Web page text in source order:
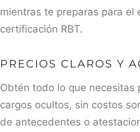
mientras te preparas para el
certificación RBT.
PRECIOS CLAROS Y
Obtén todo lo que necesitas
cargos ocultos, sin costos
de antecedentes o